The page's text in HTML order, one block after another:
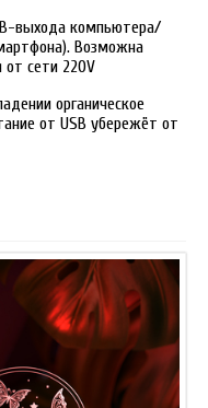
выхода компьютера/
Возможна
сети 220V
органическое
от USB убережёт от